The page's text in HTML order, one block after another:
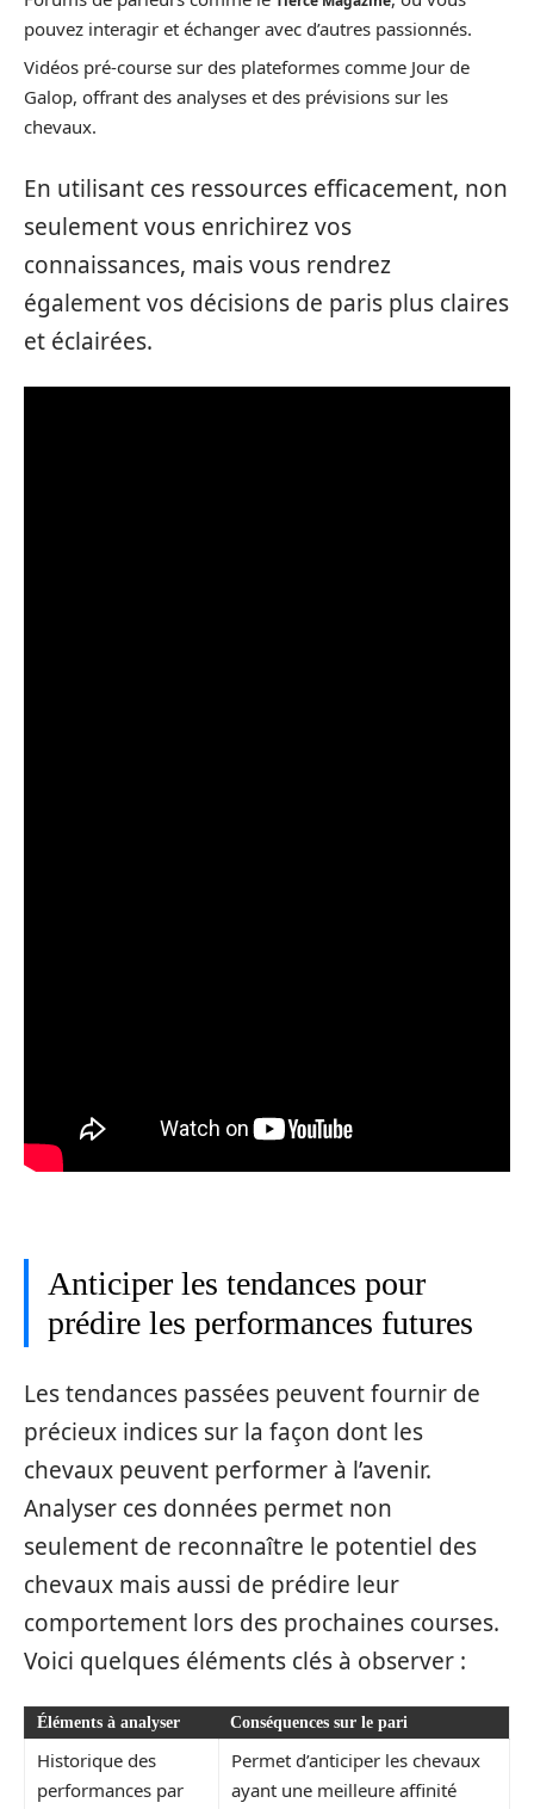
pouvez interagir et échanger avec d’autres passionnés.
Vidéos pré-course sur des plateformes comme Jour de
Galop, offrant des analyses et des prévisions sur les
chevaux.
En utilisant ces ressources efficacement, non
seulement vous enrichirez vos
connaissances, mais vous rendrez
également vos décisions de paris plus claires
et éclairées.
Anticiper les tendances pour
prédire les performances futures
Les tendances passées peuvent fournir de
précieux indices sur la façon dont les
chevaux peuvent performer à l’avenir.
Analyser ces données permet non
seulement de reconnaître le potentiel des
chevaux mais aussi de prédire leur
comportement lors des prochaines courses.
Voici quelques éléments clés à observer :
Éléments à analyser Conséquences sur le pari
Historique des
performances par
Permet d’anticiper les chevaux
ayant une meilleure affinité